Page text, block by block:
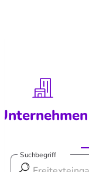
Suchbegriff